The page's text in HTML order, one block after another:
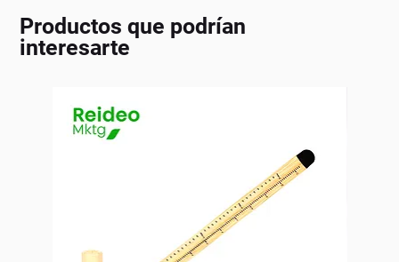
Productos que podrían
interesarte